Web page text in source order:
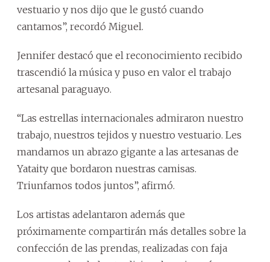
vestuario y nos dijo que le gustó cuando
cantamos”, recordó Miguel.
Jennifer destacó que el reconocimiento recibido
trascendió la música y puso en valor el trabajo
artesanal paraguayo.
“Las estrellas internacionales admiraron nuestro
trabajo, nuestros tejidos y nuestro vestuario. Les
mandamos un abrazo gigante a las artesanas de
Yataity que bordaron nuestras camisas.
Triunfamos todos juntos”, afirmó.
Los artistas adelantaron además que
próximamente compartirán más detalles sobre la
confección de las prendas, realizadas con faja